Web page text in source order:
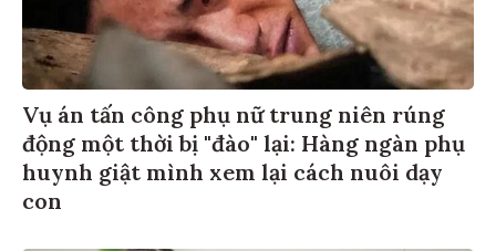
Vụ án tấn công phụ nữ trung niên rúng
động một thời bị "đào" lại: Hàng ngàn phụ
huynh giật mình xem lại cách nuôi dạy
con